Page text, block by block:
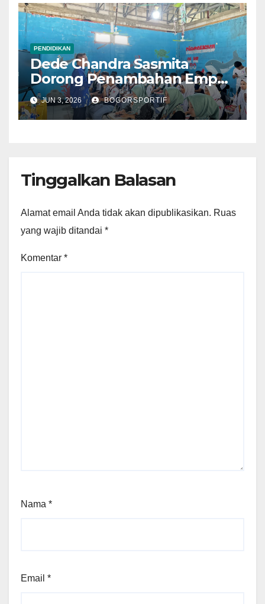
PENDIDIKAN
Dede Chandra Sasmita
Dorong Penambahan Empat
Sekolah Baru Tingkat
SMA/SMK Negeri di
Kabupaten Bogor
JUN 3, 2026 BOGORSPORTIF
Tinggalkan Balasan
Alamat email Anda tidak akan dipublikasikan. Ruas
yang wajib ditandai *
Komentar *
Nama *
Email *